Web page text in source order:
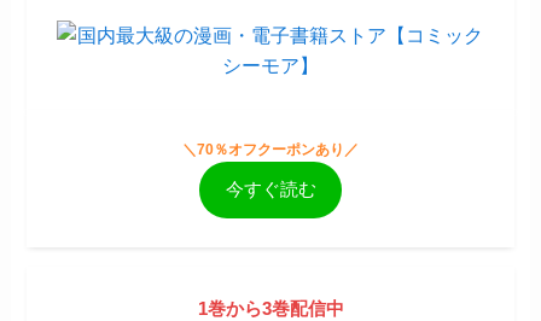
＼70％オフクーポンあり／
今すぐ読む
1巻から3巻配信中